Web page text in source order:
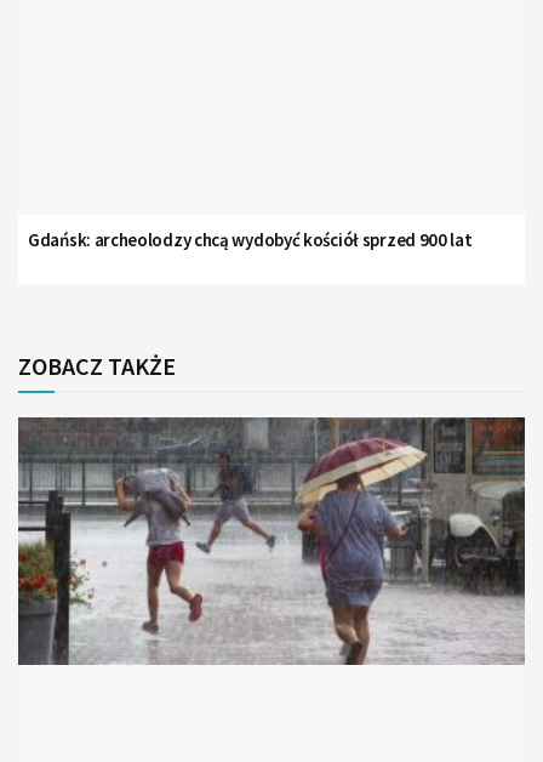
Gdańsk: archeolodzy chcą wydobyć kościół sprzed 900 lat
ZOBACZ TAKŻE